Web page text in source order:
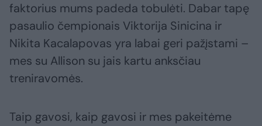
faktorius mums padeda tobulėti. Dabar tapę
pasaulio čempionais Viktorija Sinicina ir
Nikita Kacalapovas yra labai geri pažįstami –
mes su Allison su jais kartu anksčiau
treniravomės.
Taip gavosi, kaip gavosi ir mes pakeitėme